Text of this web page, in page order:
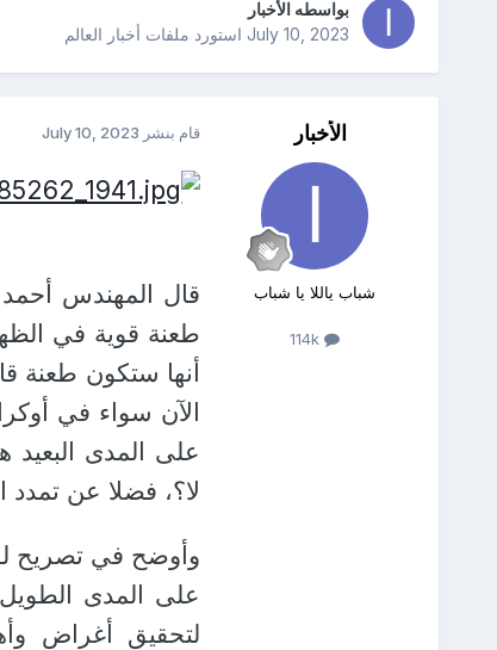
بواسطه الأخبار
July 10, 2023استورد ملفات أخبار العالم
الأخبار
شباب ياللا يا شباب
114k
قام بنشر July 10, 2023
قال المهندس
طعنة قوية في
أنها ستكون طعنة
الآن سواء في
على المدى
لا؟، فضلا عن تمدد
وأوضح في تصريح لـ
على المدى
لتحقيق أغراض